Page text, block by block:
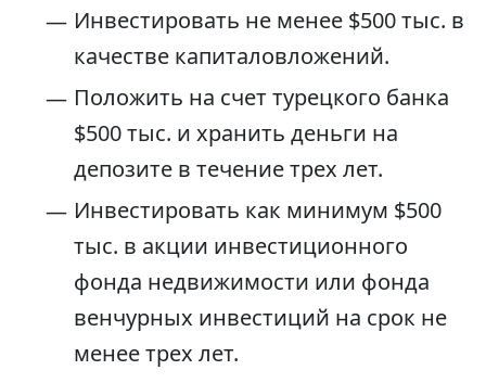
Инвестировать не менее $500 тыс. в
качестве капиталовложений.
Положить на счет турецкого банка
$500 тыс. и хранить деньги на
депозите в течение трех лет.
Инвестировать как минимум $500
тыс. в акции инвестиционного
фонда недвижимости или фонда
венчурных инвестиций на срок не
менее трех лет.